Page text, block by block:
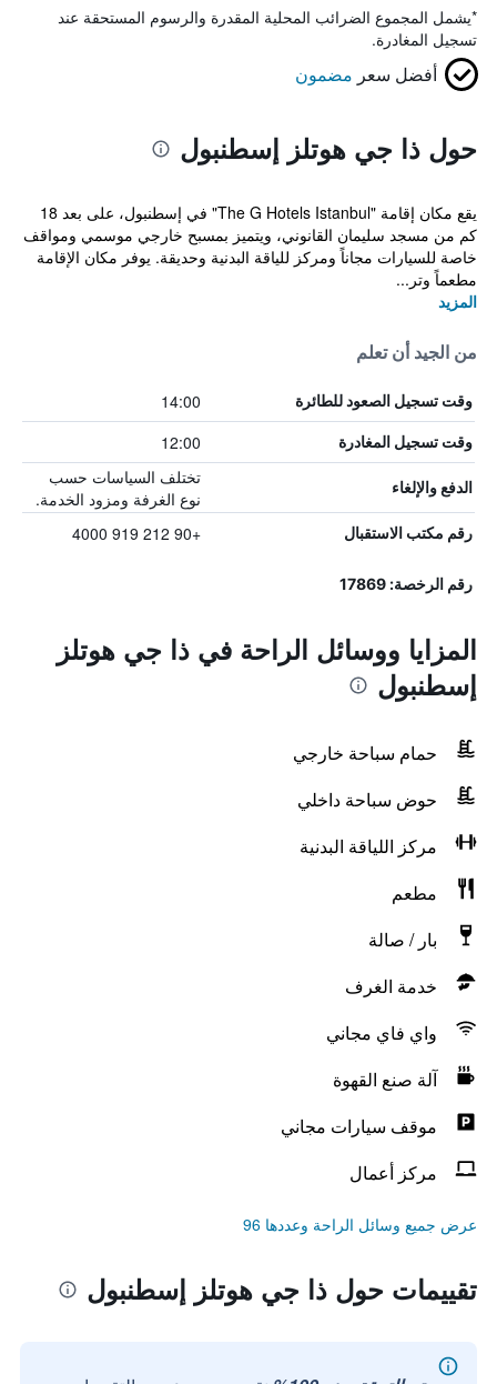
*يشمل المجموع الضرائب المحلية المقدرة والرسوم المستحقة عند
تسجيل المغادرة.
أفضل سعر مضمون
حول ذا جي هوتلز إسطنبول
يقع مكان إقامة "The G Hotels Istanbul" في إسطنبول، على بعد 18
كم من مسجد سليمان القانوني، ويتميز بمسبح خارجي موسمي ومواقف
خاصة للسيارات مجاناً ومركز للياقة البدنية وحديقة. يوفر مكان الإقامة
مطعماً وتر...
المزيد
من الجيد أن تعلم
وقت تسجيل الصعود للطائرة 14:00
وقت تسجيل المغادرة 12:00
الدفع والإلغاء
تختلف السياسات حسب
نوع الغرفة ومزود الخدمة.
رقم مكتب الاستقبال +90 212 919 4000
رقم الرخصة: 17869
المزايا ووسائل الراحة في ذا جي هوتلز
إسطنبول
حمام سباحة خارجي
حوض سباحة داخلي
مركز اللياقة البدنية
مطعم
بار / صالة
خدمة الغرف
واي فاي مجاني
آلة صنع القهوة
موقف سيارات مجاني
مركز أعمال
عرض جميع وسائل الراحة وعددها 96
تقييمات حول ذا جي هوتلز إسطنبول